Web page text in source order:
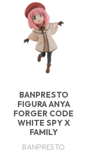
BANPRESTO
FIGURA ANYA
FORGER CODE
WHITE SPY X
FAMILY
BANPRESTO